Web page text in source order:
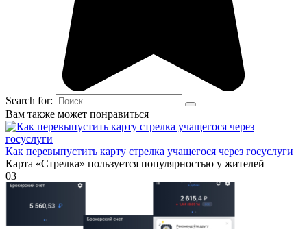
Search for:
Вам также может понравиться
Как перевыпустить карту стрелка учащегося через госуслуги
Карта «Стрелка» пользуется популярностью у жителей
03